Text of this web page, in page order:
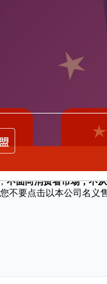
关于谨防诈
道冒充本公司名义、对外
不面向消费者市场，不
不要点击以本公司名义